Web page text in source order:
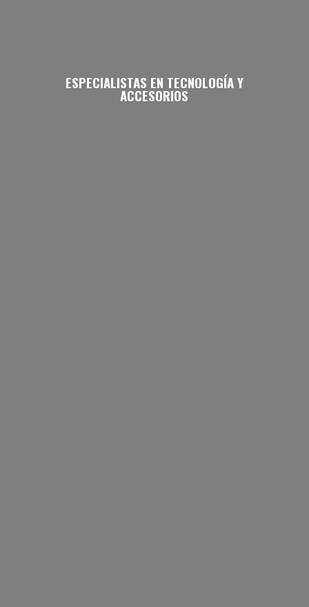
ESPECIALISTAS EN TECNOLOGÍAY
ACCESORIOS